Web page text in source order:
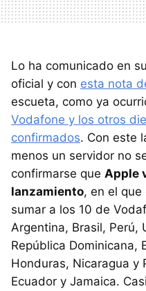
Lo ha comunicado en
oficial y con esta nota
escueta, como ya
Vodafone y los otros
confirmados. Con este
menos un servidor no
confirmarse que Apple
lanzamiento, en el
sumar a los 10 de
Argentina, Brasil, Perú,
República Dominicana,
Honduras, Nicaragua y
Ecuador y Jamaica.